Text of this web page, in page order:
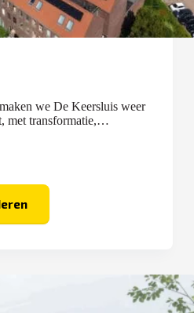
we De Keersluis weer
met transformatie,